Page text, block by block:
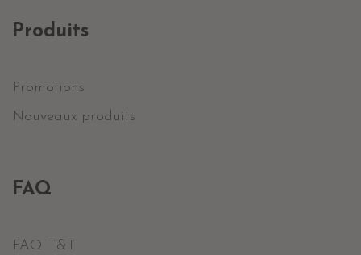
Produits
Promotions
Nouveaux produits
FAQ
FAQ T&T